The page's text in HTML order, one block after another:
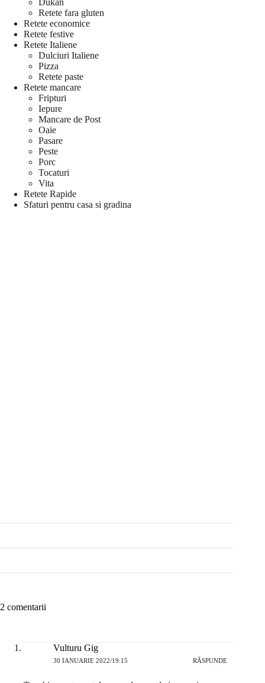
Retete fara gluten
Retete economice
Retete festive
Retete Italiene
Dulciuri Italiene
Pizza
Retete paste
Retete mancare
Fripturi
Iepure
Mancare de Post
Oaie
Pasare
Peste
Porc
Tocaturi
Vita
Retete Rapide
Sfaturi pentru casa si gradina
2 comentarii
Vulturu Gig
30 IANUARIE 2022/19:15 RĂSPUNDE